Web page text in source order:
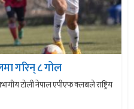
गरिन् ८ गोल
टोली नेपाल एपीएफ क्लबले राष्ट्रिय